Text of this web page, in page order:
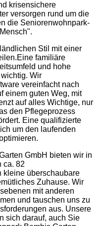
krisensichere
versorgen rund um die
die Seniorenwohnpark-
Stil mit einer
familiäre
und hohe
Wir
vereinfacht nach
einem guten Weg, mit
auf alles Wichtige, nur
den Pflegeprozess
Eine qualifizierte
um den laufenden
GmbH bieten wir in
ca. 82
kleine überschaubare
Zuhause. Wir
mit anderen
und tauschen uns zu
aus. Unsere
sich darauf, auch Sie